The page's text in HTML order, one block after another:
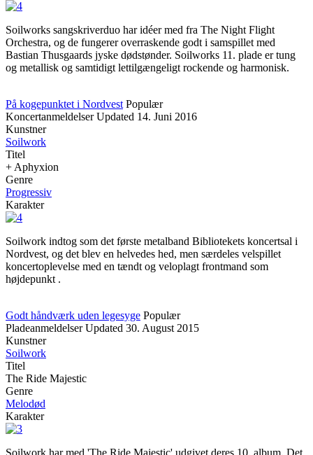
Soilworks sangskriverduo har idéer med fra The Night Flight
Orchestra, og de fungerer overraskende godt i samspillet med
Bastian Thusgaards jyske dødstønder. Soilworks 11. plade er tung
og metallisk og samtidigt lettilgængeligt rockende og harmonisk.
På kogepunktet i Nordvest Populær
Koncertanmeldelser Updated 14. Juni 2016
Kunstner
Soilwork
Titel
+ Aphyxion
Genre
Progressiv
Karakter
Soilwork indtog som det første metalband Bibliotekets koncertsal i
Nordvest, og det blev en helvedes hed, men særdeles velspillet
koncertoplevelse med en tændt og veloplagt frontmand som
højdepunkt .
Godt håndværk uden legesyge Populær
Pladeanmeldelser Updated 30. August 2015
Kunstner
Soilwork
Titel
The Ride Majestic
Genre
Melodød
Karakter
Soilwork har med 'The Ride Majestic' udgivet deres 10. album. Det